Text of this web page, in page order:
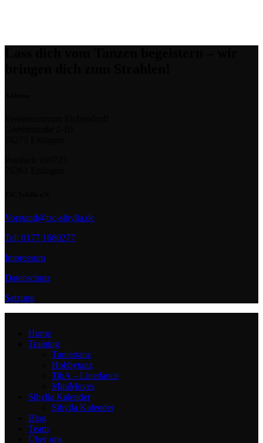
Vorstand@tsc-sibylla.de
Tel: 0177 1680277
Impressum
Datenschutz
Satzung
Home
Training
Tuniertanz
Hobbytanz
TibA – Linedance
MiniMoves
Sibylla Kalender
Sibylla Kalender
Blog
Team
Über uns